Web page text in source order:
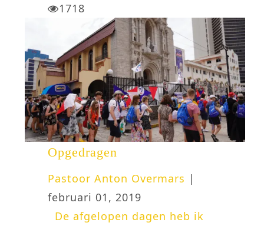
1718
Opgedragen
Pastoor Anton Overmars |
februari 01, 2019
De afgelopen dagen heb ik